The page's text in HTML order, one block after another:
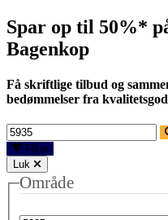
Spar op til 50%*
Bagenkop
Få skriftlige tilbud og
bedømmelser fra
Filtre
Luk
Område